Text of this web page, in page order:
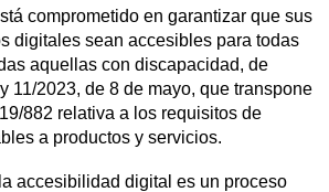
comprometido en garantizar que sus
digitales sean accesibles para todas
aquellas con discapacidad, de
11/2023, de 8 de mayo, que transpone
882 relativa a los requisitos de
a productos y servicios.
accesibilidad digital es un proceso